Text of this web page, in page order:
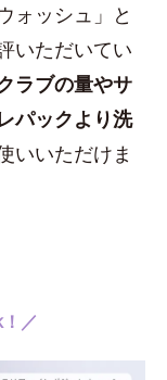
ォッシュ」と
いただいてい
ラブの量やサ
パックより洗
いいただけま
／